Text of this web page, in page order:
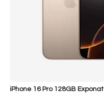
iPhone 16 Pro 128GB Exponat